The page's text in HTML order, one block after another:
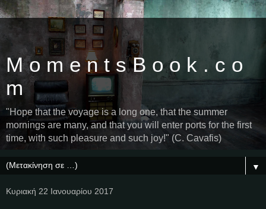
M o m e n t s B o o k . c o
m
"Hope that the voyage is a long one, that the summer
mornings are many, and that you will enter ports for the first
time, with such pleasure and such joy!" (C. Cavafis)
▼
Κυριακή 22 Ιανουαρίου 2017